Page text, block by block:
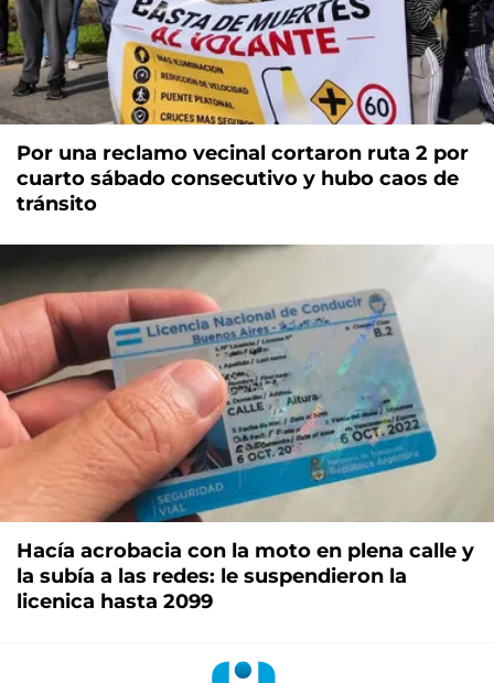
Por una reclamo vecinal cortaron ruta 2 por
cuarto sábado consecutivo y hubo caos de
tránsito
Hacía acrobacia con la moto en plena calle y
la subía a las redes: le suspendieron la
licenica hasta 2099